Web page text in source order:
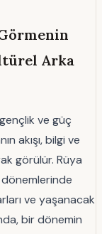
Arka
ve güç
akışı, bilgi ve
görülür. Rüya
ve yaşanacak
bir dönemin